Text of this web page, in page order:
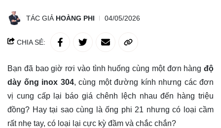
TÁC GIẢ HOÀNG PHI 04/05/2026
CHIA SẺ:
Bạn đã bao giờ rơi vào tình huống cùng một đơn hàng độ
dày ống inox 304, cùng một đường kính nhưng các đơn
vị cung cấp lại báo giá chênh lệch nhau đến hàng triệu
đồng? Hay tại sao cùng là ống phi 21 nhưng có loại cầm
rất nhẹ tay, có loại lại cực kỳ đầm và chắc chắn?